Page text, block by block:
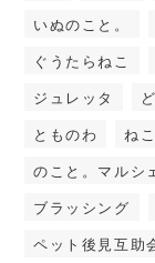
いぬのこと。
ぐうたらねこ
ジュレッタ
とものわ
ね
のこと。マルシ
ブラッシング
ペット後見互助